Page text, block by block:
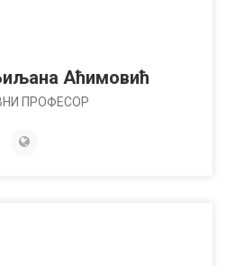
Аћимовић
ПРОФЕСОР